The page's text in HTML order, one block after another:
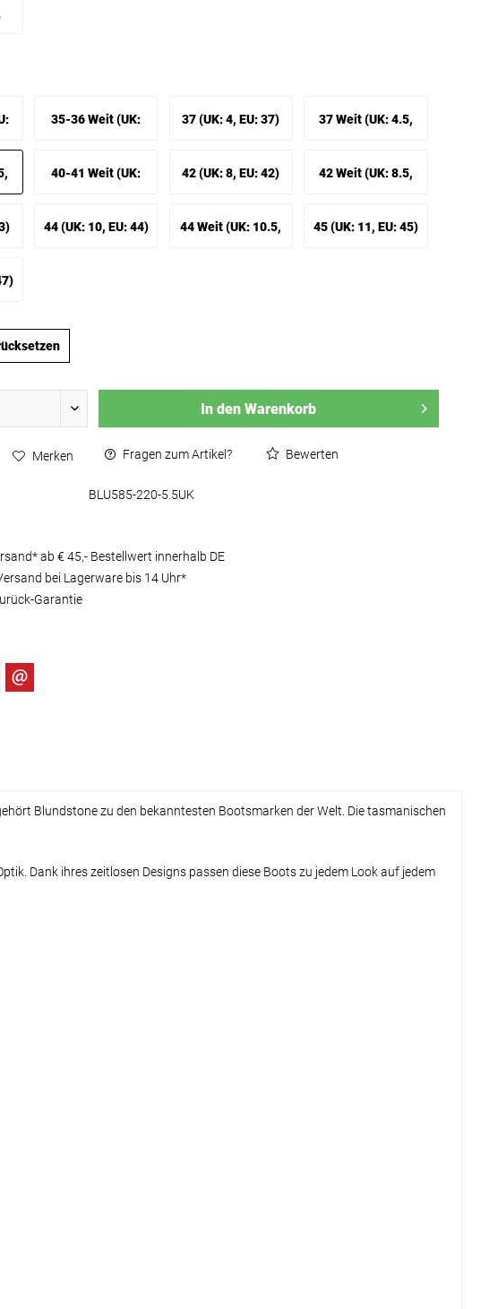
35-36 Weit (UK: 37 (UK: 4, EU: 37) 37 Weit (UK: 4.5,
40-41 Weit (UK: 42 (UK: 8, EU: 42) 42 Weit (UK: 8.5,
44 (UK: 10, EU: 44) 44 Weit (UK: 10.5, 45 (UK: 11, EU: 45)
In den Warenkorb
Merken Fragen zum Artikel? Bewerten
BLU585-220-5.5UK
ab € 45,- Bestellwert innerhalb DE
bei Lagerware bis 14 Uhr*
Garantie
Blundstone zu den bekanntesten Bootsmarken der Welt. Die tasmanischen
Dank ihres zeitlosen Designs passen diese Boots zu jedem Look auf jedem